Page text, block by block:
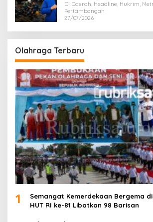
Di Daerah, Headline, Hukrim,
Pertambangan
27/07/2026
Olahraga Terbaru
1
Semangat Kemerdekaan Bergema
HUT RI ke-81 Libatkan 98 Barisan